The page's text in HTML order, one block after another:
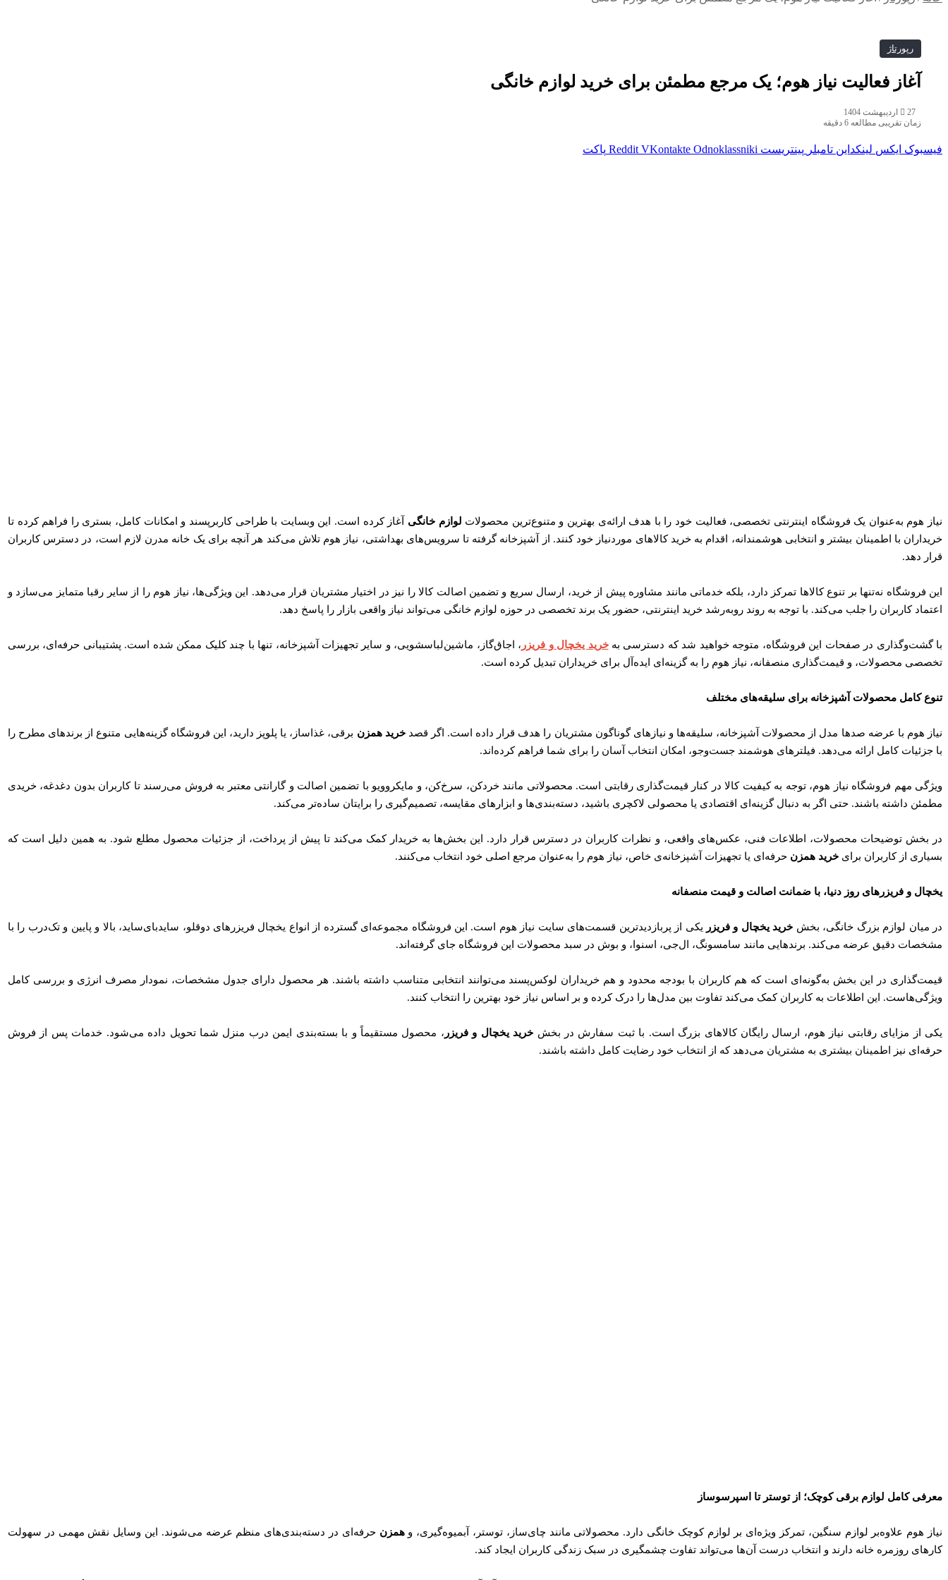
رپورتاژ
آغاز فعالیت نیاز هوم؛ یک مرجع مطمئن برای خرید لوازم خانگی
27 اردیبهشت 1404
زمان تقریبی مطالعه 6 دقیقه
فیسبوک ایکس لینکداین تامبلر پینتریست Reddit VKontakte Odnoklassniki پاکت
نیاز هوم به‌عنوان یک فروشگاه اینترنتی تخصصی، فعالیت خود را با هدف ارائه‌ی بهترین و متنوع‌ترین محصولات لوازم خانگی آغاز کرده است. این وبسایت با طراحی کاربرپسند و امکانات کامل، بستری را فراهم کرده تا
خریداران با اطمینان بیشتر و انتخابی هوشمندانه، اقدام به خرید کالاهای موردنیاز خود کنند. از آشپزخانه گرفته تا سرویس‌های بهداشتی، نیاز هوم تلاش می‌کند هر آنچه برای یک خانه مدرن لازم است، در دسترس کاربران
قرار دهد.
این فروشگاه نه‌تنها بر تنوع کالاها تمرکز دارد، بلکه خدماتی مانند مشاوره پیش از خرید، ارسال سریع و تضمین اصالت کالا را نیز در اختیار مشتریان قرار می‌دهد. این ویژگی‌ها، نیاز هوم را از سایر رقبا متمایز می‌سازد و
اعتماد کاربران را جلب می‌کند. با توجه به روند رو‌به‌رشد خرید اینترنتی، حضور یک برند تخصصی در حوزه لوازم خانگی می‌تواند نیاز واقعی بازار را پاسخ دهد.
با گشت‌و‌گذاری در صفحات این فروشگاه، متوجه خواهید شد که دسترسی بهخرید یخچال و فریزر ، اجاق‌گاز، ماشین‌لباسشویی، و سایر تجهیزات آشپزخانه، تنها با چند کلیک ممکن شده است. پشتیبانی حرفه‌ای، بررسی
تخصصی محصولات، و قیمت‌گذاری منصفانه، نیاز هوم را به گزینه‌ای ایده‌آل برای خریداران تبدیل کرده است.
تنوع کامل محصولات آشپزخانه برای سلیقه‌های مختلف
نیاز هوم با عرضه صدها مدل از محصولات آشپزخانه، سلیقه‌ها و نیازهای گوناگون مشتریان را هدف قرار داده است. اگر قصدخرید همزن برقی، غذاساز، یا پلوپز دارید، این فروشگاه گزینه‌هایی متنوع از برندهای مطرح را
با جزئیات کامل ارائه می‌دهد. فیلترهای هوشمند جست‌وجو، امکان انتخاب آسان را برای شما فراهم کرده‌اند.
ویژگی مهم فروشگاه نیاز هوم، توجه به کیفیت کالا در کنار قیمت‌گذاری رقابتی است. محصولاتی مانند خردکن، سرخ‌کن، و مایکروویو با تضمین اصالت و گارانتی معتبر به فروش می‌رسند تا کاربران بدون دغدغه، خریدی
مطمئن داشته باشند. حتی اگر به دنبال گزینه‌ای اقتصادی یا محصولی لاکچری باشید، دسته‌بندی‌ها و ابزارهای مقایسه، تصمیم‌گیری را برایتان ساده‌تر می‌کند.
در بخش توضیحات محصولات، اطلاعات فنی، عکس‌های واقعی، و نظرات کاربران در دسترس قرار دارد. این بخش‌ها به خریدار کمک می‌کند تا پیش از پرداخت، از جزئیات محصول مطلع شود. به همین دلیل است که
بسیاری از کاربران برای خرید همزن حرفه‌ای یا تجهیزات آشپزخانه‌ی خاص، نیاز هوم را به‌عنوان مرجع اصلی خود انتخاب می‌کنند.
یخچال و فریزرهای روز دنیا، با ضمانت اصالت و قیمت منصفانه
در میان لوازم بزرگ خانگی، بخش خرید یخچال و فریزر یکی از پربازدیدترین قسمت‌های سایت نیاز هوم است. این فروشگاه مجموعه‌ای گسترده از انواع یخچال فریزرهای دوقلو، سایدبای‌ساید، بالا و پایین و تک‌درب را با
مشخصات دقیق عرضه می‌کند. برندهایی مانند سامسونگ، ال‌جی، اسنوا، و بوش در سبد محصولات این فروشگاه جای گرفته‌اند.
قیمت‌گذاری در این بخش به‌گونه‌ای است که هم کاربران با بودجه محدود و هم خریداران لوکس‌پسند می‌توانند انتخابی متناسب داشته باشند. هر محصول دارای جدول مشخصات، نمودار مصرف انرژی و بررسی کامل
ویژگی‌هاست. این اطلاعات به کاربران کمک می‌کند تفاوت بین مدل‌ها را درک کرده و بر اساس نیاز خود بهترین را انتخاب کنند.
یکی از مزایای رقابتی نیاز هوم، ارسال رایگان کالاهای بزرگ است. با ثبت سفارش در بخش خرید یخچال و فریزر ، محصول مستقیماً و با بسته‌بندی ایمن درب منزل شما تحویل داده می‌شود. خدمات پس از فروش
حرفه‌ای نیز اطمینان بیشتری به مشتریان می‌دهد که از انتخاب خود رضایت کامل داشته باشند.
معرفی کامل لوازم برقی کوچک؛ از توستر تا اسپرسوساز
نیاز هوم علاوه‌بر لوازم سنگین، تمرکز ویژه‌ای بر لوازم کوچک خانگی دارد. محصولاتی مانند چای‌ساز، توستر، آبمیوه‌گیری، وهمزن حرفه‌ای در دسته‌بندی‌های منظم عرضه می‌شوند. این وسایل نقش مهمی در سهولت
کارهای روزمره خانه دارند و انتخاب درست آن‌ها می‌تواند تفاوت چشمگیری در سبک زندگی کاربران ایجاد کند.